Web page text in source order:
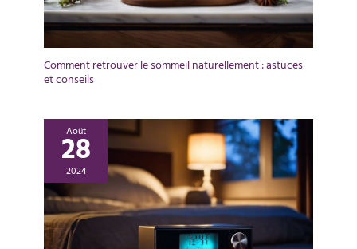
Comment retrouver le sommeil naturellement : astuces
et conseils
Août
28
2024